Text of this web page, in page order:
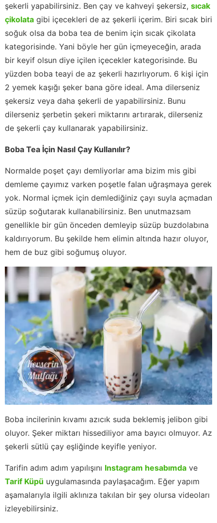
şekerli yapabilirsiniz. Ben çay ve kahveyi şekersiz, sıcak
çikolata gibi içecekleri de az şekerli içerim. Biri sıcak biri
soğuk olsa da boba tea de benim için sıcak çikolata
kategorisinde. Yani böyle her gün içmeyeceğin, arada
bir keyif olsun diye içilen içecekler kategorisinde. Bu
yüzden boba teayi de az şekerli hazırlıyorum. 6 kişi için
2 yemek kaşığı şeker bana göre ideal. Ama dilerseniz
şekersiz veya daha şekerli de yapabilirsiniz. Bunu
dilerseniz şerbetin şekeri miktarını artırarak, dilerseniz
de şekerli çay kullanarak yapabilirsiniz.
Boba Tea İçin Nasıl Çay Kullanılır?
Normalde poşet çayı demliyorlar ama bizim mis gibi
demleme çayımız varken poşetle falan uğraşmaya gerek
yok. Normal içmek için demlediğiniz çayı suyla açmadan
süzüp soğutarak kullanabilirsiniz. Ben unutmazsam
genellikle bir gün önceden demleyip süzüp buzdolabına
kaldırıyorum. Bu şekilde hem elimin altında hazır oluyor,
hem de buz gibi soğumuş oluyor.
Boba incilerinin kıvamı azıcık suda beklemiş jelibon gibi
oluyor. Şeker miktarı hissediliyor ama bayıcı olmuyor. Az
şekerli sütlü çay eşliğinde keyifle yeniyor.
Tarifin adım adım yapılışını Instagram hesabımda ve
Tarif Küpü uygulamasında paylaşacağım. Eğer yapım
aşamalarıyla ilgili aklınıza takılan bir şey olursa videoları
izleyebilirsiniz.